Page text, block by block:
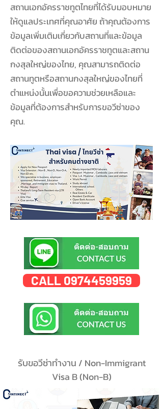
สถานเอกอัครราชทูตไทยที่ได้รับมอบหมาย
ให้ดูแลประเทศที่คุณอาศัย ถ้าคุณต้องการ
ข้อมูลเพิ่มเติมเกี่ยวกับสถานที่และข้อมูล
ติดต่อของสถานเอกอัครราชทูตและสถาน
กงสุลใหญ่ของไทย, คุณสามารถติดต่อ
สถานทูตหรือสถานกงสุลใหญ่ของไทยที่
ตำแหน่งนั้นเพื่อขอความช่วยเหลือและ
ข้อมูลที่ต้องการสำหรับการขอวีซ่าของ
คุณ.
CALL 0974459959
รับขอวีซ่าทำงาน / Non-Immigrant
Visa B (Non-B)